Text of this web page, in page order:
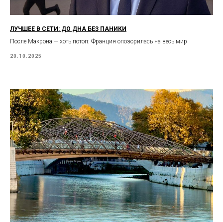
ЛУЧШЕЕ В СЕТИ: ДО ДНА БЕЗ ПАНИКИ
После Макрона — хоть потоп: Франция опозорилась на весь мир
20.10.2025